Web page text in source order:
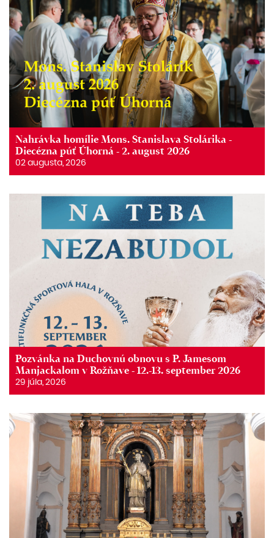
Nahrávka homílie Mons. Stanislava Stolárika -
Diecézna púť Úhorná - 2. august 2026
02 augusta, 2026
Pozvánka na Duchovnú obnovu s P. Jamesom
Manjackalom v Rožňave - 12.-13. september 2026
29 júla, 2026